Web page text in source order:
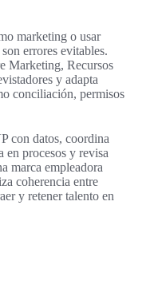
marketing o usar
errores evitables.
Marketing, Recursos
y adapta
conciliación, permisos
con datos, coordina
en procesos y revisa
marca empleadora
coherencia entre
y retener talento en